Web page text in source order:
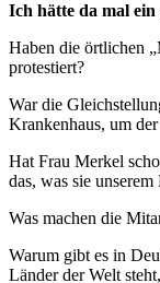
Ich hätte da mal
Haben die örtlichen
protestiert?
War die
Krankenhaus, um
Hat Frau Merkel
das, was sie
Was machen die
Warum gibt es in
Länder der Welt